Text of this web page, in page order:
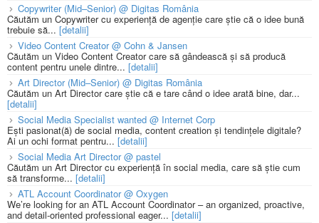
Copywriter (Mid–Senior) @ Digitas România
Căutăm un Copywriter cu experiență de agenție care știe că o idee bună
trebuie să... [detalii]
Video Content Creator @ Cohn & Jansen
Căutăm un Video Content Creator care să gândească și să producă
content pentru unele dintre... [detalii]
Art Director (Mid–Senior) @ Digitas România
Căutăm un Art Director care știe că e tare când o idee arată bine, dar...
[detalii]
Social Media Specialist wanted @ Internet Corp
Ești pasionat(ă) de social media, content creation și tendințele digitale?
Ai un ochi format pentru... [detalii]
Social Media Art Director @ pastel
Căutăm un Art Director cu experiență în social media, care să știe cum
să transforme... [detalii]
ATL Account Coordinator @ Oxygen
We’re looking for an ATL Account Coordinator – an organized, proactive,
and detail-oriented professional eager... [detalii]